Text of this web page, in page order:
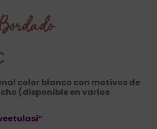
color blanco con motivos de
(disponible en varios